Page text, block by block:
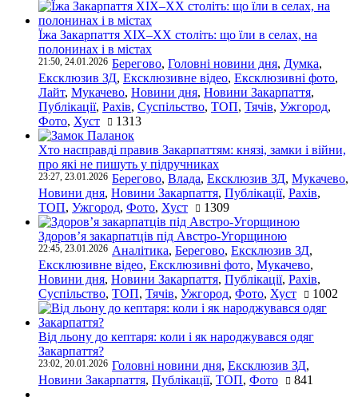
Їжа Закарпаття ХІХ–ХХ століть: що їли в селах, на
полонинах і в містах
21:50, 24.01.2026 Берегово, Головні новини дня, Думка,
Ексклюзив ЗД, Ексклюзивне відео, Ексклюзивні фото,
Лайт, Мукачево, Новини дня, Новини Закарпаття,
Публікації, Рахів, Суспільство, ТОП, Тячів, Ужгород,
Фото, Хуст 1313
Хто насправді правив Закарпаттям: князі, замки і війни,
про які не пишуть у підручниках
23:27, 23.01.2026 Берегово, Влада, Ексклюзив ЗД, Мукачево,
Новини дня, Новини Закарпаття, Публікації, Рахів,
ТОП, Ужгород, Фото, Хуст 1309
Здоров’я закарпатців під Австро-Угорщиною
22:45, 23.01.2026 Аналітика, Берегово, Ексклюзив ЗД,
Ексклюзивне відео, Ексклюзивні фото, Мукачево,
Новини дня, Новини Закарпаття, Публікації, Рахів,
Суспільство, ТОП, Тячів, Ужгород, Фото, Хуст 1002
Від льону до кептаря: коли і як народжувався одяг
Закарпаття?
23:02, 20.01.2026 Головні новини дня, Ексклюзив ЗД,
Новини Закарпаття, Публікації, ТОП, Фото 841